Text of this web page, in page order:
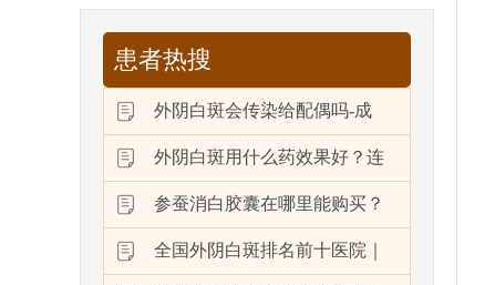
患者热搜
外阴白斑会传染给配偶吗-成
外阴白斑用什么药效果好？连
参蚕消白胶囊在哪里能购买？
全国外阴白斑排名前十医院｜